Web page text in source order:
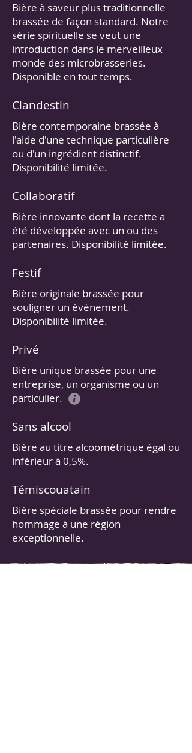
Bière à saveur plus traditionnelle
brassée de façon standard. Notre
série spirituelle se veut une
introduction dans le merveilleux
monde des microbrasseries.
Disponible en tout temps.
Clandestin
Bière contemporaine brassée à
l'aide d'une technique particulière
ou d'un ingrédient distinctif.
Disponibilité limitée.
Collaboratif
Bière innovante dont la recette a
été développée avec un ou des
partenaires. Disponibilité limitée.
Festif
Bière originale brassée pour
souligner un évènement.
Disponibilité limitée.
Privé
Bière unique brassée pour une
entreprise, un organisme ou un
particulier.
Sans alcool
Bière au titre alcoométrique égal ou
inférieur à 0,5%.
Témiscouatain
Bière spéciale brassée pour rendre
hommage à une région
exceptionnelle.